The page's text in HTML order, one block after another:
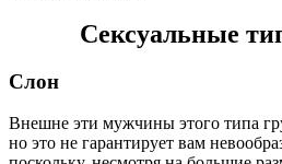
Сексуальные
Слон
Внешне эти мужчины этого типа
но это не гарантирует вам